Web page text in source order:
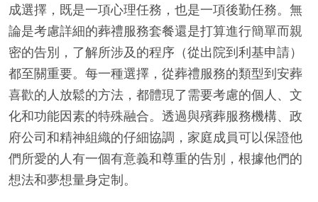
成選擇，既是一項心理任務，也是一項後勤任務。無
論是考慮詳細的葬禮服務套餐還是打算進行簡單而親
密的告別，了解所涉及的程序（從出院到利基申請）
都至關重要。每一種選擇，從葬禮服務的類型到安葬
喜歡的人放鬆的方法，都體現了需要考慮的個人、文
化和功能因素的特殊融合。透過與殯葬服務機構、政
府公司和精神組織的仔細協調，家庭成員可以保證他
們所愛的人有一個有意義和尊重的告別，根據他們的
想法和夢想量身定制。